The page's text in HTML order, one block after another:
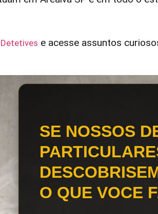
e acesse assuntos
SE NOSSOS
O QUE VOCE